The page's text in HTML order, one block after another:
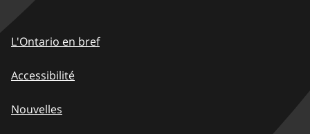
Footer
FR
L'Ontario en bref
Accessibilité
Nouvelles